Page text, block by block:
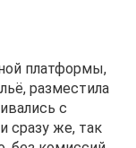
платформы,
разместила
с
сразу же, так